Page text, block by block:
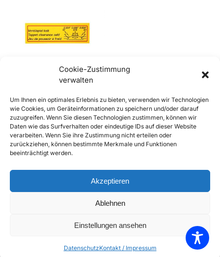
Cookie-Zustimmung
verwalten
Um Ihnen ein optimales Erlebnis zu bieten, verwenden wir Technologien
wie Cookies, um Geräteinformationen zu speichern und/oder darauf
zuzugreifen. Wenn Sie diesen Technologien zustimmen, können wir
Daten wie das Surfverhalten oder eindeutige IDs auf dieser Website
verarbeiten. Wenn Sie ihre Zustimmung nicht erteilen oder
zurückziehen, können bestimmte Merkmale und Funktionen
beeinträchtigt werden.
Akzeptieren
Ablehnen
Einstellungen ansehen
DatenschutzKontakt / Impressum
Gebläsekasten Super
90/356SC (60-65)
€7,90 inkl. Mwst
Enthält 20% Mwst
zzgl.Versand
Lieferzeit: Sofort lieferbar
Add to Compare